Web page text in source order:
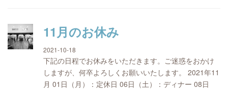
11月のお休み
2021-10-18
下記の日程でお休みをいただきます。ご迷惑をおかけ
しますが、何卒よろしくお願いいたします。 2021年11
月 01日（月）：定休日 06日（土）：ディナー 08日